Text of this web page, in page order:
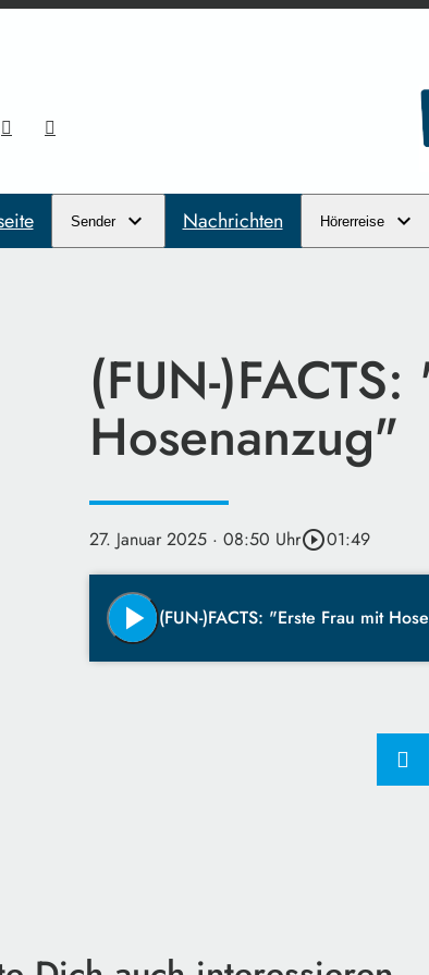
Sender Nachrichten Hörerreise
(FUN-
Hosenanzug"
27. Januar 2025 · 08:50 Uhrplay_circle_outline01:49
play_arrow (FUN-)FACTS: "Erste Frau mit